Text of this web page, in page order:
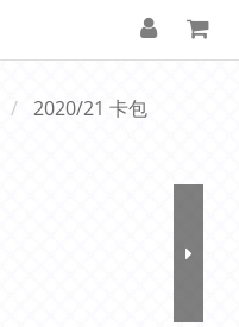
2020/21 卡包